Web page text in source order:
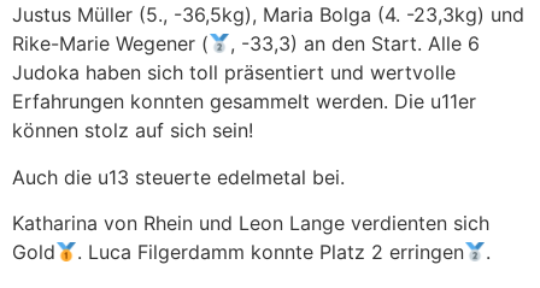
Justus Müller (5., -36,5kg), Maria Bolga (4. -23,3kg) und
Rike-Marie Wegener (
, -33,3) an den Start. Alle 6
Judoka haben sich toll präsentiert und wertvolle
Erfahrungen konnten gesammelt werden. Die u11er
können stolz auf sich sein!
Auch die u13 steuerte edelmetal bei.
Katharina von Rhein und Leon Lange verdienten sich
Gold
. Luca Filgerdamm konnte Platz 2 erringen
.